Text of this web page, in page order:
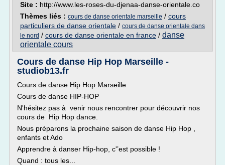
Site : http://www.les-roses-du-djenaa-danse-orientale.co
Thèmes liés : cours de danse orientale marseille / cours
particuliers de danse orientale / cours de danse orientale dans
le nord / cours de danse orientale en france / danse
orientale cours
Cours de danse Hip Hop Marseille -
studiob13.fr
Cours de danse Hip Hop Marseille
Cours de danse HIP-HOP
N'hésitez pas à venir nous rencontrer pour découvrir nos
cours de Hip Hop dance.
Nous préparons la prochaine saison de danse Hip Hop ,
enfants et Ado
Apprendre à danser Hip-hop, c'’est possible !
Quand : tous les...